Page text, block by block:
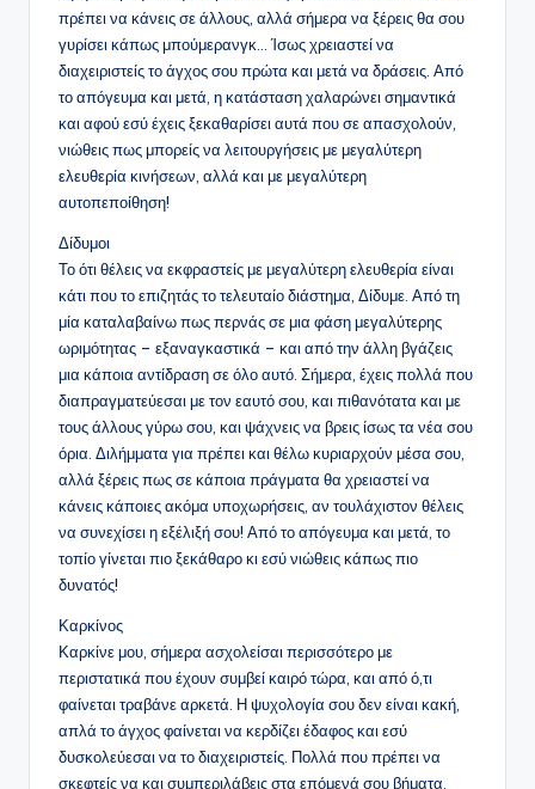
πρέπει να κάνεις σε άλλους, αλλά σήμερα να ξέρεις θα σου
γυρίσει κάπως μπούμερανγκ… Ίσως χρειαστεί να
διαχειριστείς το άγχος σου πρώτα και μετά να δράσεις. Από
το απόγευμα και μετά, η κατάσταση χαλαρώνει σημαντικά
και αφού εσύ έχεις ξεκαθαρίσει αυτά που σε απασχολούν,
νιώθεις πως μπορείς να λειτουργήσεις με μεγαλύτερη
ελευθερία κινήσεων, αλλά και με μεγαλύτερη
αυτοπεποίθηση!
Δίδυμοι
Το ότι θέλεις να εκφραστείς με μεγαλύτερη ελευθερία είναι
κάτι που το επιζητάς το τελευταίο διάστημα, Δίδυμε. Από τη
μία καταλαβαίνω πως περνάς σε μια φάση μεγαλύτερης
ωριμότητας – εξαναγκαστικά – και από την άλλη βγάζεις
μια κάποια αντίδραση σε όλο αυτό. Σήμερα, έχεις πολλά που
διαπραγματεύεσαι με τον εαυτό σου, και πιθανότατα και με
τους άλλους γύρω σου, και ψάχνεις να βρεις ίσως τα νέα σου
όρια. Διλήμματα για πρέπει και θέλω κυριαρχούν μέσα σου,
αλλά ξέρεις πως σε κάποια πράγματα θα χρειαστεί να
κάνεις κάποιες ακόμα υποχωρήσεις, αν τουλάχιστον θέλεις
να συνεχίσει η εξέλιξή σου! Από το απόγευμα και μετά, το
τοπίο γίνεται πιο ξεκάθαρο κι εσύ νιώθεις κάπως πιο
δυνατός!
Καρκίνος
Καρκίνε μου, σήμερα ασχολείσαι περισσότερο με
περιστατικά που έχουν συμβεί καιρό τώρα, και από ό,τι
φαίνεται τραβάνε αρκετά. Η ψυχολογία σου δεν είναι κακή,
απλά το άγχος φαίνεται να κερδίζει έδαφος και εσύ
δυσκολεύεσαι να το διαχειριστείς. Πολλά που πρέπει να
σκεφτείς να και συμπεριλάβεις στα επόμενά σου βήματα,